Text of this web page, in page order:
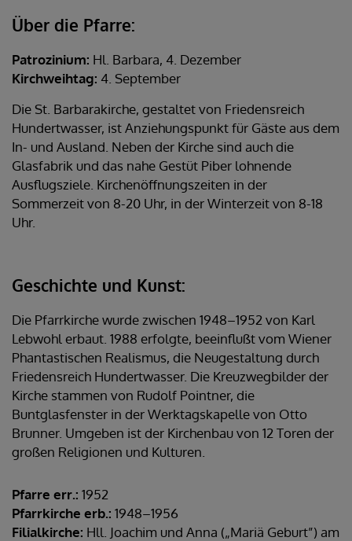
Über die Pfarre:
Patrozinium: Hl. Barbara, 4. Dezember
Kirchweihtag: 4. September
Die St. Barbarakirche, gestaltet von Friedensreich
Hundertwasser, ist Anziehungspunkt für Gäste aus dem
In- und Ausland. Neben der Kirche sind auch die
Glasfabrik und das nahe Gestüt Piber lohnende
Ausflugsziele. Kirchenöffnungszeiten in der
Sommerzeit von 8-20 Uhr, in der Winterzeit von 8-18
Uhr.
Geschichte und Kunst:
Die Pfarrkirche wurde zwischen 1948–1952 von Karl
Lebwohl erbaut. 1988 erfolgte, beeinflußt vom Wiener
Phantastischen Realismus, die Neugestaltung durch
Friedensreich Hundertwasser. Die Kreuzwegbilder der
Kirche stammen von Rudolf Pointner, die
Buntglasfenster in der Werktagskapelle von Otto
Brunner. Umgeben ist der Kirchenbau von 12 Toren der
großen Religionen und Kulturen.
Pfarre err.: 1952
Pfarrkirche erb.: 1948–1956
Filialkirche: Hll. Joachim und Anna („Mariä Geburt”) am